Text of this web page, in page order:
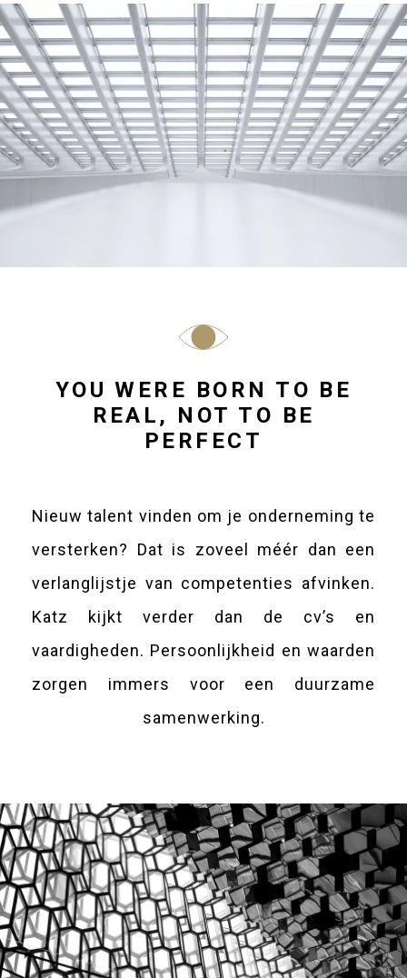
YOU WERE BORN TO BE
REAL, NOT TO BE
PERFECT
Nieuw talent vinden om je onderneming te
versterken? Dat is zoveel méér dan een
verlanglijstje van competenties afvinken.
Katz kijkt verder dan de cv’s en
vaardigheden. Persoonlijkheid en waarden
zorgen immers voor een duurzame
samenwerking.